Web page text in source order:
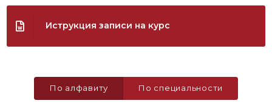
Иструкция записи на курс
По алфавиту По специальности